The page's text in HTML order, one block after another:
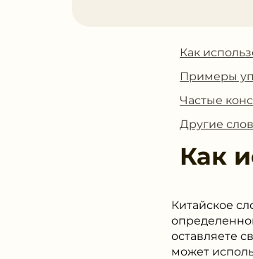
Как
Примеры
Частые
Другие
Как
Китайское
оставляете
может